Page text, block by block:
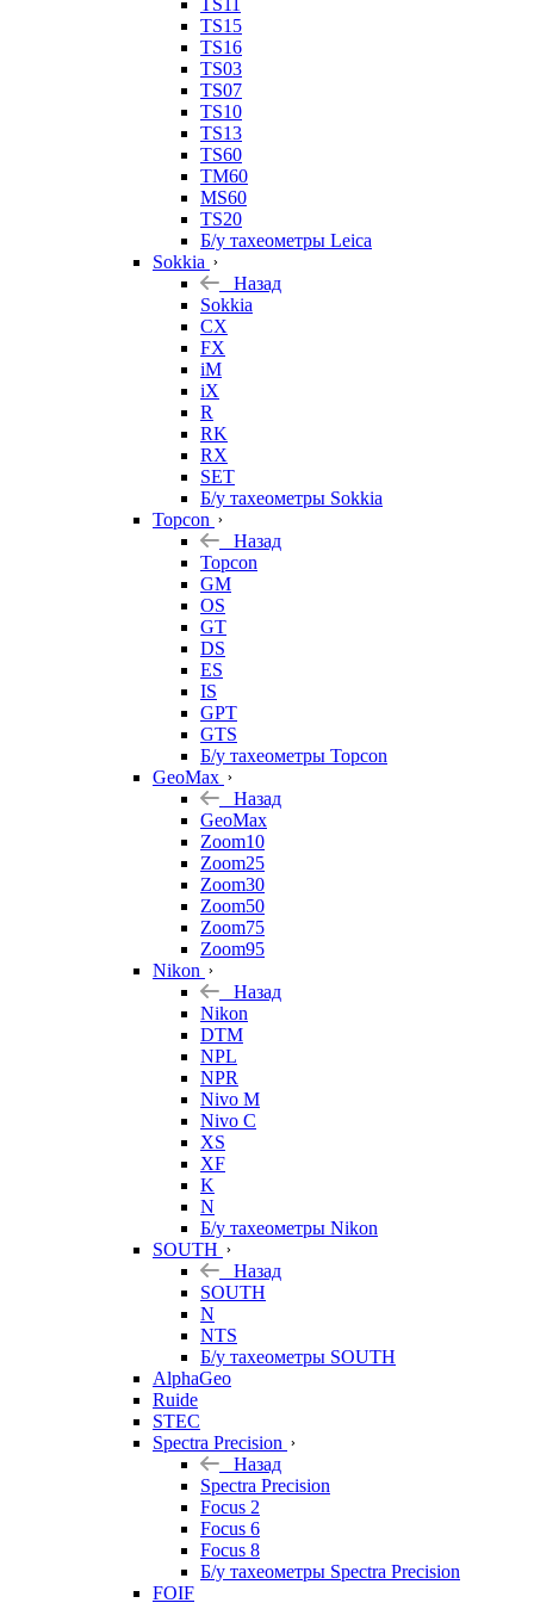
TS11
TS15
TS16
TS03
TS07
TS10
TS13
TS60
TM60
MS60
TS20
Б/у тахеометры Leica
Sokkia
Назад
Sokkia
CX
FX
iM
iX
R
RK
RX
SET
Б/у тахеометры Sokkia
Topcon
Назад
Topcon
GM
OS
GT
DS
ES
IS
GPT
GTS
Б/у тахеометры Topcon
GeoMax
Назад
GeoMax
Zoom10
Zoom25
Zoom30
Zoom50
Zoom75
Zoom95
Nikon
Назад
Nikon
DTM
NPL
NPR
Nivo M
Nivo C
XS
XF
K
N
Б/у тахеометры Nikon
SOUTH
Назад
SOUTH
N
NTS
Б/у тахеометры SOUTH
AlphaGeo
Ruide
STEC
Spectra Precision
Назад
Spectra Precision
Focus 2
Focus 6
Focus 8
Б/у тахеометры Spectra Precision
FOIF